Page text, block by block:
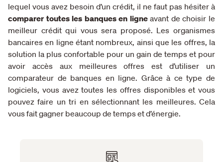
lequel vous avez besoin d’un crédit, il ne faut pas hésiter à
comparer toutes les banques en ligneavant de choisir le
meilleur crédit qui vous sera proposé. Les organismes
bancaires en ligne étant nombreux, ainsi que les offres, la
solution la plus confortable pour un gain de temps et pour
avoir accès aux meilleures offres est d’utiliser un
comparateur de banques en ligne. Grâce à ce type de
logiciels, vous avez toutes les offres disponibles et vous
pouvez faire un tri en sélectionnant les meilleures. Cela
vous fait gagner beaucoup de temps et d’énergie.